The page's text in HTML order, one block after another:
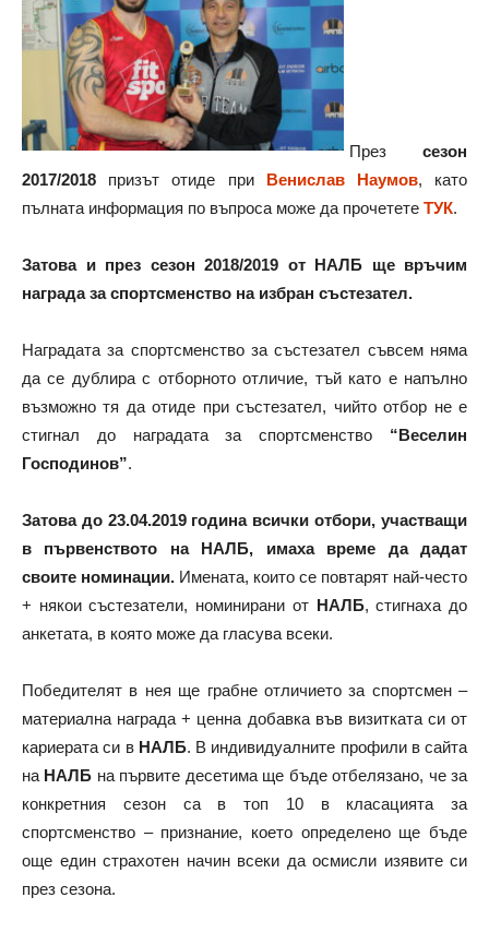
През сезон
2017/2018 призът отиде при Венислав Наумов, като
пълната информация по въпроса може да прочетете ТУК.
Затова и през сезон 2018/2019 от НАЛБ ще връчим
награда за спортсменство на избран състезател.
Наградата за спортсменство за състезател съвсем няма
да се дублира с отборното отличие, тъй като е напълно
възможно тя да отиде при състезател, чийто отбор не е
стигнал до наградата за спортсменство “Веселин
Господинов”.
Затова до 23.04.2019 година всички отбори, участващи
в първенството на НАЛБ, имаха време да дадат
своите номинации. Имената, които се повтарят най-често
+ някои състезатели, номинирани от НАЛБ, стигнаха до
анкетата, в която може да гласува всеки.
Победителят в нея ще грабне отличието за спортсмен –
материална награда + ценна добавка във визитката си от
кариерата си в НАЛБ. В индивидуалните профили в сайта
на НАЛБ на първите десетима ще бъде отбелязано, че за
конкретния сезон са в топ 10 в класацията за
спортсменство – признание, което определено ще бъде
още един страхотен начин всеки да осмисли изявите си
през сезона.